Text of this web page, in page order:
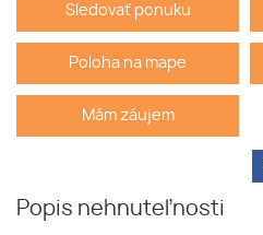
Sledovať ponuku
Poloha na mape
Mám záujem
Popis nehnuteľnosti